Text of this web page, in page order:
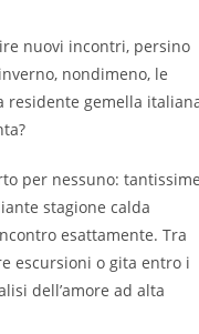
nuovi incontri, persino
nondimeno, le
residente gemella
per nessuno: tantissime
stagione calda
esattamente. Tra
escursioni o gita entro i
dell’amore ad alta